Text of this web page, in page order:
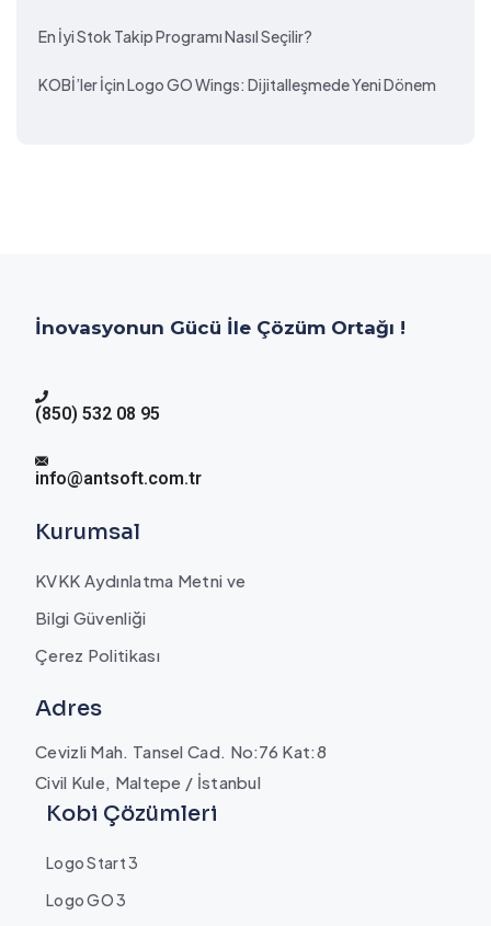
En İyi Stok Takip Programı Nasıl Seçilir?
KOBİ’ler İçin Logo GO Wings: Dijitalleşmede Yeni Dönem
İnovasyonun Gücü İle Çözüm Ortağı !
(850) 532 08 95
info@antsoft.com.tr
Kurumsal
KVKK Aydınlatma Metni ve
Bilgi Güvenliği
Çerez Politikası
Adres
Cevizli Mah. Tansel Cad. No:76 Kat:8
Civil Kule, Maltepe / İstanbul
Kobi Çözümleri
Logo Start 3
Logo GO 3